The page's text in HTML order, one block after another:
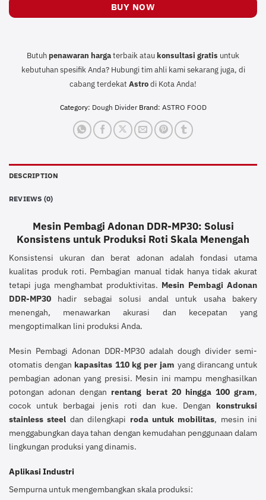
BUY NOW
Butuh penawaran hargaterbaik atau konsultasi gratis untuk
kebutuhan spesifik Anda? Hubungi tim ahli kami sekarang juga, di
cabang terdekat Astrodi Kota Anda!
Category: Dough Divider Brand: ASTRO FOOD
DESCRIPTION
REVIEWS (0)
Mesin Pembagi Adonan DDR-MP30: Solusi
Konsistens untuk Produksi Roti Skala Menengah
Konsistensi ukuran dan berat adonan adalah fondasi utama
kualitas produk roti. Pembagian manual tidak hanya tidak akurat
tetapi juga menghambat produktivitas. Mesin Pembagi Adonan
DDR-MP30 hadir sebagai solusi andal untuk usaha bakery
menengah, menawarkan akurasi dan kecepatan yang
mengoptimalkan lini produksi Anda.
Mesin Pembagi Adonan DDR-MP30 adalah dough divider semi-
otomatis dengan kapasitas 110 kg per jam yang dirancang untuk
pembagian adonan yang presisi. Mesin ini mampu menghasilkan
potongan adonan dengan rentang berat 20 hingga 100 gram,
cocok untuk berbagai jenis roti dan kue. Dengan konstruksi
stainless steel dan dilengkapi roda untuk mobilitas, mesin ini
menggabungkan daya tahan dengan kemudahan penggunaan dalam
lingkungan produksi yang dinamis.
Aplikasi Industri
Sempurna untuk mengembangkan skala produksi: